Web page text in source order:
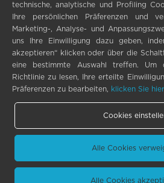
PRIVACY POLICY
LEGAL NOTES
COOKIES EINSTELLUNGEN
Imecon S.r.l. - Via Frà Luca Pacioli 3 -
Phone +39 0374 825112 - C.F -
technische, analytische und Profiling
Ihre persönlichen Präferenzen und
Marketing-, Analyse- und
uns Ihre Einwilligung dazu geben,
akzeptieren“ klicken oder über die
eine bestimmte Auswahl treffen. Um
Richtlinie zu lesen, Ihre erteilte
Präferenzen zu bearbeiten, klicken Sie hier
Cookies
Alle Cookies
Alle Cookies